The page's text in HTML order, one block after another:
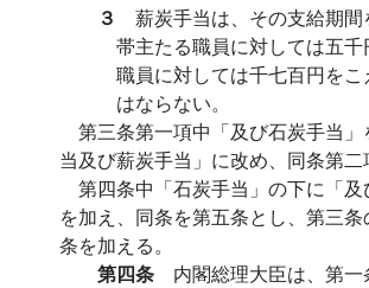
３ 薪炭手当は、その支給期
帯主たる職員に対しては五
職員に対しては千七百円をこ
はならない。
第三条第一項中「及び石炭手当
当及び薪炭手当」に改め、同条第二
第四条中「石炭手当」の下に「及
を加え、同条を第五条とし、第三
条を加える。
第四条 内閣総理大臣は、第